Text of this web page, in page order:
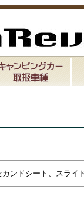
ンドシート、スライ